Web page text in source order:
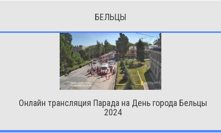
БЕЛЬЦЫ
Онлайн трансляция Парада на День города Бельцы
2024